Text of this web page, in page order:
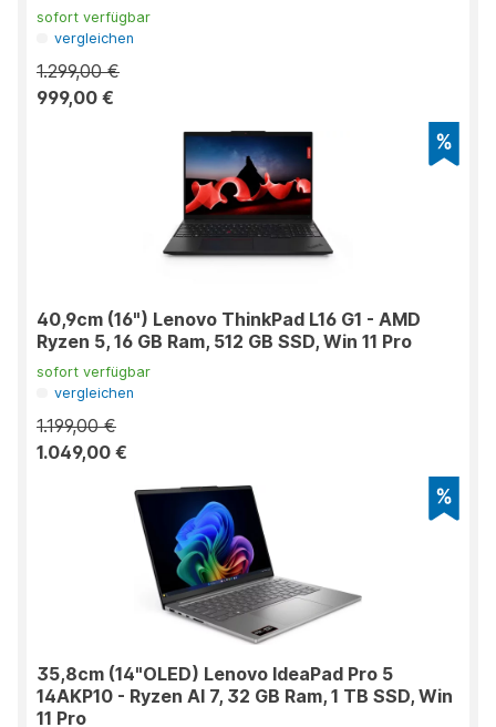
sofort verfügbar
vergleichen
1.299,00 €
999,00 €
40,9cm (16") Lenovo ThinkPad L16 G1 - AMD
Ryzen 5, 16 GB Ram, 512 GB SSD, Win 11 Pro
sofort verfügbar
vergleichen
1.199,00 €
1.049,00 €
35,8cm (14"OLED) Lenovo IdeaPad Pro 5
14AKP10 - Ryzen AI 7, 32 GB Ram, 1 TB SSD, Win
11 Pro